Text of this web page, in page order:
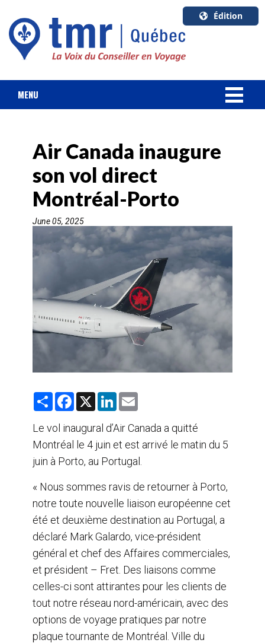
Édition
U.S.A.
English
Canada
MENU
FORFAIT VACANCES
CROISIÈRES
HOTELS & RESORTS
DESTINATIONS
FORMATION & RESSOURCES
Air Canada inaugure
son vol direct
Montréal-Porto
June 05, 2025
S
r
e
F
e
b
o
k
X
L
k
e
d
n
i
l
Le vol inaugural d’Air Canada a quitté
Montréal le 4 juin et est arrivé le matin du 5
juin à Porto, au Portugal.
« Nous sommes ravis de retourner à Porto,
notre toute nouvelle liaison européenne cet
été et deuxième destination au Portugal, a
déclaré Mark Galardo, vice-président
général et chef des Affaires commerciales,
et président – Fret. Des liaisons comme
celles-ci sont attirantes pour les clients de
tout notre réseau nord-américain, avec des
options de voyage pratiques par notre
plaque tournante de Montréal. Ville du